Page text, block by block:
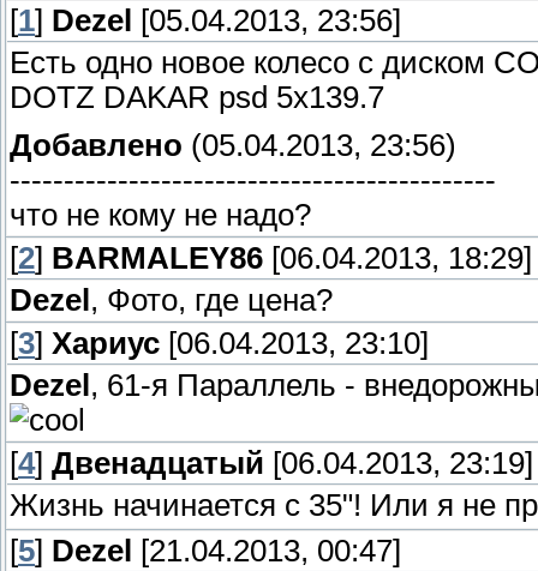
[1] Dezel
[05.04.2013, 23:56]
Есть одно новое колесо с диском
DOTZ DAKAR psd 5x139.7
Добавлено (05.04.2013, 23:56)
---------------------------------------------
что не кому не надо?
[2] BARMALEY86 [06.04.2013, 18:29]
Dezel , Фото, где цена?
[3] Хариус [06.04.2013, 23:10]
Dezel , 61-я Параллель -
[4] Двенадцатый [06.04.2013, 23:19]
Жизнь начинается с 35"! Или я не
[5] Dezel
[21.04.2013, 00:47]